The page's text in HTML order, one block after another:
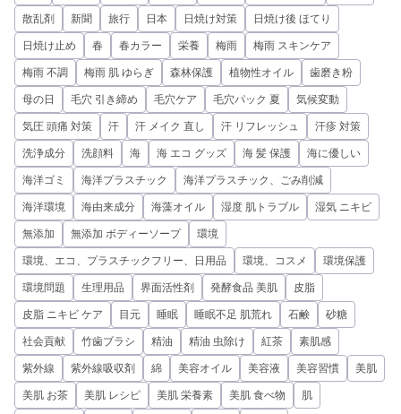
散乱剤 新聞 旅行 日本 日焼け対策 日焼け後 ほてり
日焼け止め 春 春カラー 栄養 梅雨 梅雨 スキンケア
梅雨 不調 梅雨 肌 ゆらぎ 森林保護 植物性オイル 歯磨き粉
母の日 毛穴 引き締め 毛穴ケア 毛穴パック 夏 気候変動
気圧 頭痛 対策 汗 汗 メイク 直し 汗 リフレッシュ 汗疹 対策
洗浄成分 洗顔料 海 海 エコ グッズ 海 髪 保護 海に優しい
海洋ゴミ 海洋プラスチック 海洋プラスチック、ごみ削減
海洋環境 海由来成分 海藻オイル 湿度 肌トラブル 湿気 ニキビ
無添加 無添加 ボディーソープ 環境
環境、エコ、プラスチックフリー、日用品 環境、コスメ 環境保護
環境問題 生理用品 界面活性剤 発酵食品 美肌 皮脂
皮脂 ニキビ ケア 目元 睡眠 睡眠不足 肌荒れ 石鹸 砂糖
社会貢献 竹歯ブラシ 精油 精油 虫除け 紅茶 素肌感
紫外線 紫外線吸収剤 綿 美容オイル 美容液 美容習慣 美肌
美肌 お茶 美肌 レシピ 美肌 栄養素 美肌 食べ物 肌